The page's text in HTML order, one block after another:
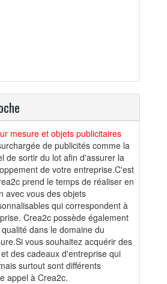
mesure et objets publicitaires
de publicités comme la
de sortir du lot afin d'assurer la
de votre entreprise.C'est
prend le temps de réaliser en
avec vous des objets
qui correspondent à
Crea2c possède également
dans le domaine du
vous souhaitez acquérir des
des cadeaux d'entreprise qui
surtout sont différents
appel à Crea2c.